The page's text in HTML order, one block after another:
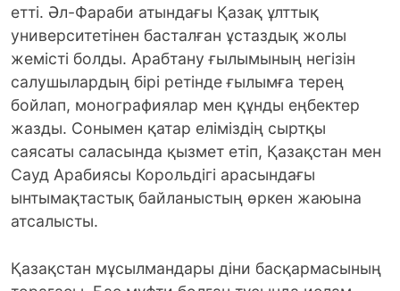
етті. Әл-Фараби атындағы Қазақ ұлттық
университетінен басталған ұстаздық жолы
жемісті болды. Арабтану ғылымының негізін
салушылардың бірі ретінде ғылымға терең
бойлап, монографиялар мен құнды еңбектер
жазды. Сонымен қатар еліміздің сыртқы
саясаты саласында қызмет етіп, Қазақстан мен
Сауд Арабиясы Корольдігі арасындағы
ынтымақтастық байланыстың өркен жаюына
атсалысты.
Қазақстан мұсылмандары діни басқармасының